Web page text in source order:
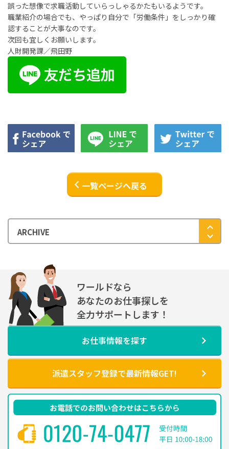
誤った想像で求職活動していらっしゃるかたもいるようです。
職業紹介の場合でも、やっぱり自分で「労働条件」をしっかり確
認することが大事なのです。
次回も宜しくお願いします。
人財開発課／飛田野
一覧ページへ戻る
ワールドなら
あなたのお仕事探しを
全力サポートします！
お仕事情報を探す
派遣スタッフ登録で最新情報GET!